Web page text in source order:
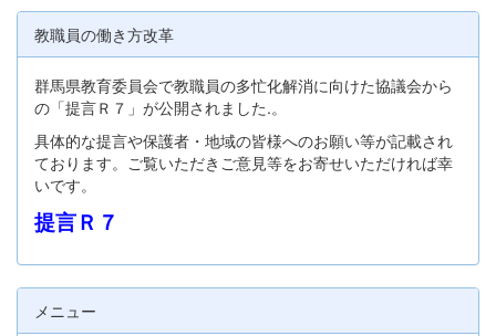
教職員の働き方改革
群馬県教育委員会で教職員の多忙化解消に向けた協議会から
の「提言Ｒ７」が公開されました.。
具体的な提言や保護者・地域の皆様へのお願い等が記載され
ております。ご覧いただきご意見等をお寄せいただければ幸
いです。
提言Ｒ７
メニュー